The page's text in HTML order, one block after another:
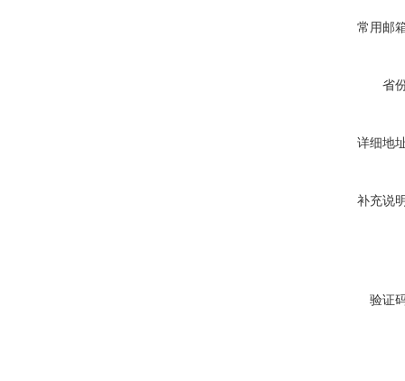
常用邮
省
详细地
补充说
验证